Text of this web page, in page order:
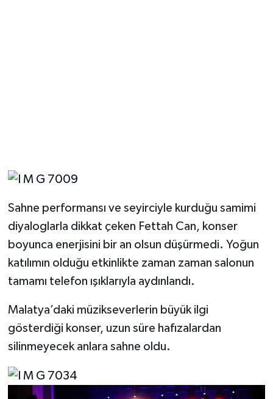
Sahne performansı ve seyirciyle kurduğu samimi
diyaloglarla dikkat çeken Fettah Can, konser
boyunca enerjisini bir an olsun düşürmedi. Yoğun
katılımın olduğu etkinlikte zaman zaman salonun
tamamı telefon ışıklarıyla aydınlandı.
Malatya’daki müzikseverlerin büyük ilgi
gösterdiği konser, uzun süre hafızalardan
silinmeyecek anlara sahne oldu.